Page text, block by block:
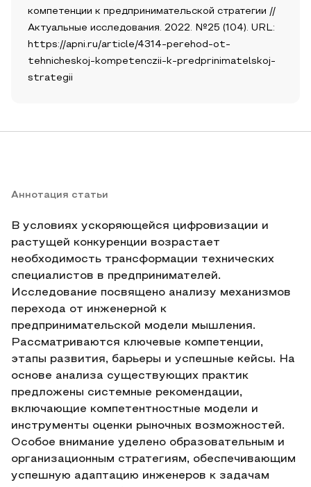
компетенции к предпринимательской стратегии //
Актуальные исследования. 2022. №25 (104). URL:
https://apni.ru/article/4314-perehod-ot-
tehnicheskoj-kompetenczii-k-predprinimatelskoj-
strategii
Аннотация статьи
В условиях ускоряющейся цифровизации и
растущей конкуренции возрастает
необходимость трансформации технических
специалистов в предпринимателей.
Исследование посвящено анализу механизмов
перехода от инженерной к
предпринимательской модели мышления.
Рассматриваются ключевые компетенции,
этапы развития, барьеры и успешные кейсы. На
основе анализа существующих практик
предложены системные рекомендации,
включающие компетентностные модели и
инструменты оценки рыночных возможностей.
Особое внимание уделено образовательным и
организационным стратегиям, обеспечивающим
успешную адаптацию инженеров к задачам